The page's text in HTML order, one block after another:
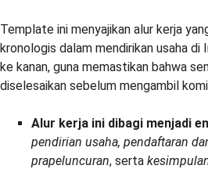
Template ini menyajikan alur kerja
kronologis dalam mendirikan usaha
ke kanan, guna memastikan bahwa
diselesaikan sebelum mengambil
Alur kerja ini dibagi menjadi
pendirian usaha, pendaftaran
prapeluncuran, serta